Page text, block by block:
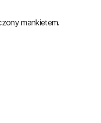
mankietem.